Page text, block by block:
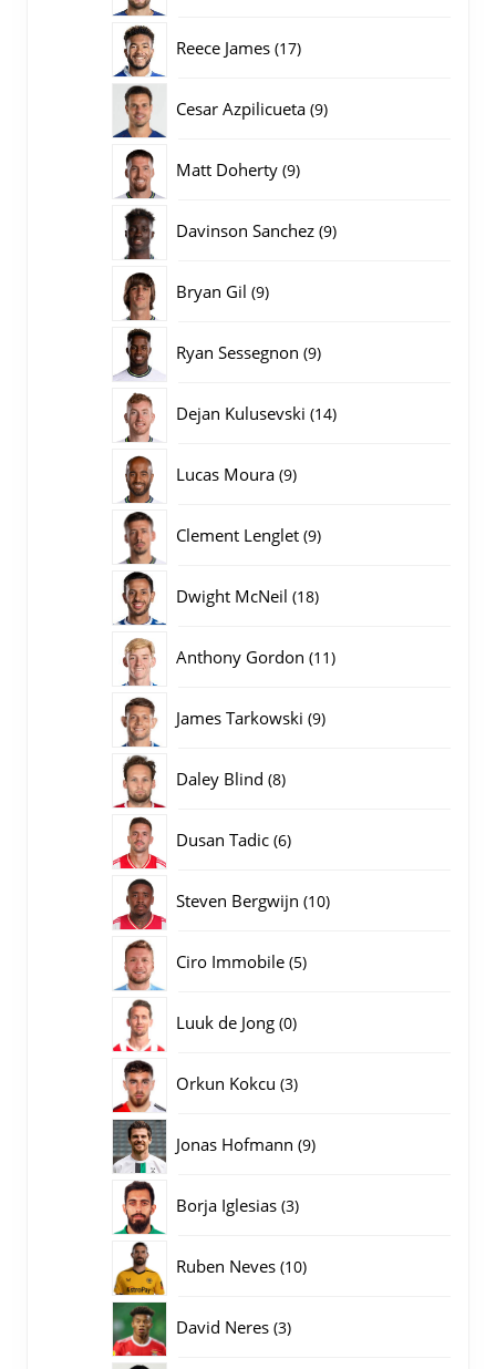
Reece James 1717
Cesar Azpilicueta 99
Matt Doherty 99
Davinson Sanchez 99
Bryan Gil 99
Ryan Sessegnon 99
Dejan Kulusevski 1414
Lucas Moura 99
Clement Lenglet 99
Dwight McNeil 1818
Anthony Gordon 1111
James Tarkowski 99
Daley Blind 88
Dusan Tadic 66
Steven Bergwijn 1010
Ciro Immobile 55
Luuk de Jong 00
Orkun Kokcu 33
Jonas Hofmann 99
Borja Iglesias 33
Ruben Neves 1010
David Neres 33